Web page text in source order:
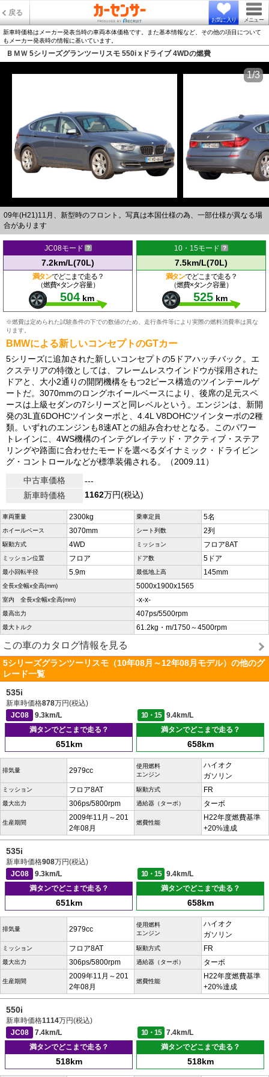
戻る
お気に入り メニュー
新車時価格はメーカー発表当時の車両本体価格です。また基本情報など、その他の項目について
もメーカー発表時の情報に基いています。
ＢＭＷ 5シリーズグランツーリスモ 550i xドライブ 4WDの燃費
09年(H21)11月、新型時のフロント。写真は本国仕様の為、一部仕様が異なる場
合があります
1/3
JC08モード
7.2km/L(70L)
満タンでどこまで走る？
（燃費×タンク容量）
504 km
10・15モード
7.5km/L(70L)
満タンでどこまで走る？
（燃費×タンク容量）
525 km
※燃費は定められた試験条件の下での数値のため、走行条件等により実際の燃料消費率は異な
ります。
BMWによる新しいコンセプトのGTカー
5シリーズに追加された新しいコンセプトの5ドアハッチバック。エ
クステリアの特徴としては、フレームレスウインドウが採用された
ドアと、大小2通りの開閉機構をもつ2ピース構造のツインテールゲ
ートだ。3070mmのロングホイールベースにより、後席の足元スペ
ースは上級セダンの7シリーズと同レベルという。エンジンは、新開
発の3L直6DOHCツインターボと、4.4L V8DOHCツインターボの2種
類。いずれのエンジンも8速ATとの組み合わせとなる。このパワー
トレインに、4WS機構のインテグレイテッド・アクティブ・ステア
リングや路面に合わせたモードを選べるダイナミック・ドライビン
グ・コントロールなどが標準装備される。（2009.11）
中古車価格
---
新車時価格
1162万円(税込)
車両重量 2300kg 乗車定員 5名
ホイールベース 3070mm シート列数 2列
駆動方式 4WD ミッション フロア8AT
ミッション位置 フロア ドア数 5ドア
最小回転半径 5.9m 最低地上高 145mm
全長x全幅x全高(mm) 5000x1900x1565
室内 全長x全幅x全高(mm) -x-x-
最高出力 407ps/5500rpm
最大トルク 61.2kg・m/1750～4500rpm
この車のカタログ情報を見る
5シリーズグランツーリスモ（10年08月～12年08月モデル）の他のグ
レード一覧
535i
新車時価格878万円(税込)
JC08
9.3km/L 10・15
9.4km/L
満タンでどこまで走る？
651km
満タンでどこまで走る？
658km
排気量 2979cc
使用燃料
エンジン
ハイオク
ガソリン
ミッション フロア8AT 駆動方式 FR
最大出力 306ps/5800rpm 過給器（ターボ） ターボ
生産期間
2009年11月～201
2年08月
燃費性能
H22年度燃費基準
+20%達成
535i
新車時価格908万円(税込)
JC08
9.3km/L 10・15
9.4km/L
満タンでどこまで走る？
651km
満タンでどこまで走る？
658km
排気量 2979cc
使用燃料
エンジン
ハイオク
ガソリン
ミッション フロア8AT 駆動方式 FR
最大出力 306ps/5800rpm 過給器（ターボ） ターボ
生産期間
2009年11月～201
2年08月
燃費性能
H22年度燃費基準
+20%達成
550i
新車時価格1114万円(税込)
JC08
7.4km/L 10・15
7.4km/L
満タンでどこまで走る？
518km
満タンでどこまで走る？
518km